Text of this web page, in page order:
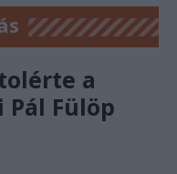
a
Pál Fülöp